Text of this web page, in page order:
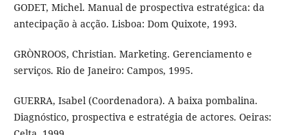
GODET, Michel. Manual de prospectiva estratégica: da
antecipação à acção. Lisboa: Dom Quixote, 1993.
GRÒNROOS, Christian. Marketing. Gerenciamento e
serviços. Rio de Janeiro: Campos, 1995.
GUERRA, Isabel (Coordenadora). A baixa pombalina.
Diagnóstico, prospectiva e estratégia de actores. Oeiras: